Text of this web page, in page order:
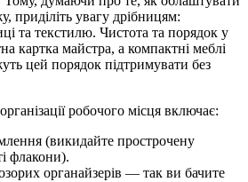
приділіть увагу дрібницям:
та текстилю. Чистота та порядок у
картка майстра, а компактні меблі
цей порядок підтримувати без
робочого місця включає:
(викидайте прострочену
флакони).
органайзерів — так ви бачите